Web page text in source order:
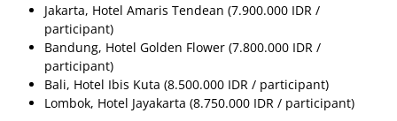
Jakarta, Hotel Amaris Tendean (7.900.000 IDR /
participant)
Bandung, Hotel Golden Flower (7.800.000 IDR /
participant)
Bali, Hotel Ibis Kuta (8.500.000 IDR / participant)
Lombok, Hotel Jayakarta (8.750.000 IDR / participant)